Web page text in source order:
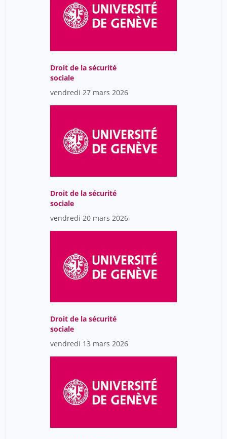
Droit de la sécurité
sociale
vendredi 27 mars 2026
Droit de la sécurité
sociale
vendredi 20 mars 2026
Droit de la sécurité
sociale
vendredi 13 mars 2026